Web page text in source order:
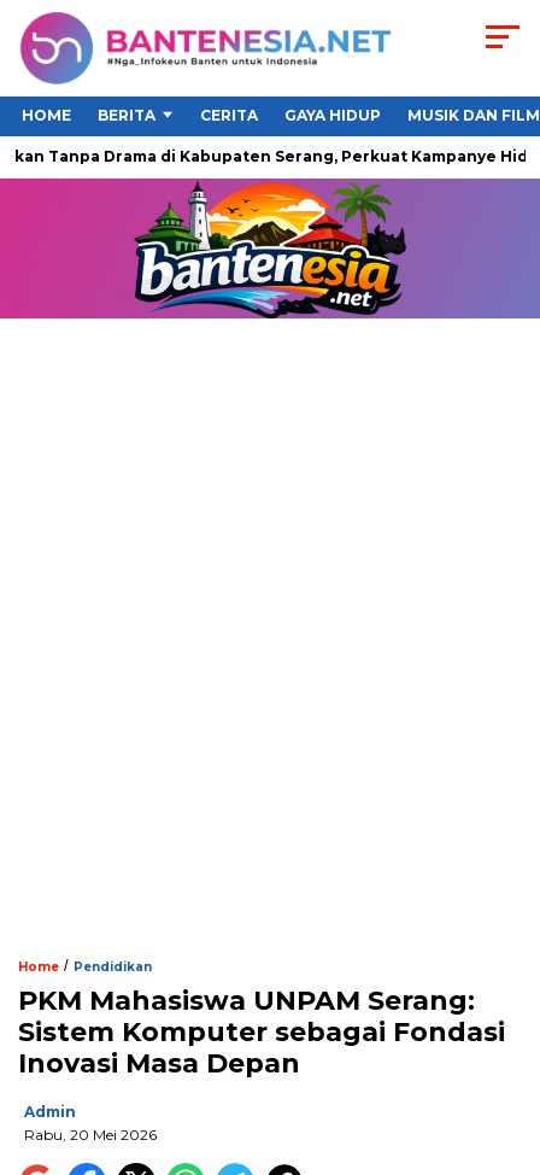
HOME BERITA CERITA GAYA HIDUP MUSIK DAN FILM
Tanpa Drama di Kabupaten Serang, Perkuat Kampanye Hidup
Home / Pendidikan
PKM Mahasiswa UNPAM Serang:
Sistem Komputer sebagai Fondasi
Inovasi Masa Depan
Admin
Rabu, 20 Mei 2026